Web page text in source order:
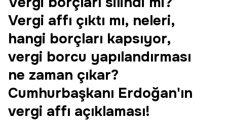
Vergi affı çıktı mı, neleri,
hangi borçları kapsıyor,
vergi borcu yapılandırması
ne zaman çıkar?
Cumhurbaşkanı Erdoğan'ın
vergi affı açıklaması!